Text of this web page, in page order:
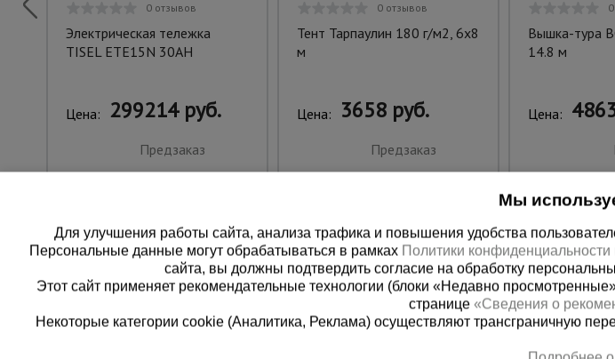
0 отзывов
Электрическая тележка
TISEL ETE15N 30AH
Цена: 299214 руб.
Предзаказ
0 отзывов
Тент Тарпаулин 180 г/м2, 6х8
м
Цена: 3658 руб.
Предзаказ
Вышка-тура
14.8 м
Цена:
Мы
Для улучшения работы сайта, анализа трафика и повышения удобства
Персональные данные могут обрабатываться в рамках Политики конфиденциальности
сайта, вы должны подтвердить согласие на обработку
Этот сайт применяет рекомендательные технологии (блоки «Недавно
странице «Сведения о
Некоторые категории cookie (Аналитика, Реклама) осуществляют трансграничную